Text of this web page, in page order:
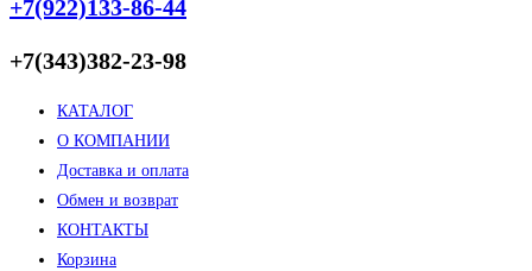
+7(922)133-86-44
+7(343)382-23-98
КАТАЛОГ
О КОМПАНИИ
Доставка и оплата
Обмен и возврат
КОНТАКТЫ
Корзина